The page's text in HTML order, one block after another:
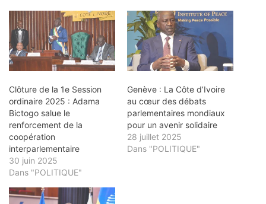
Clôture de la 1e Session
ordinaire 2025 : Adama
Bictogo salue le
renforcement de la
coopération
interparlementaire
30 juin 2025
Dans "POLITIQUE"
Genève : La Côte d’Ivoire
au cœur des débats
parlementaires mondiaux
pour un avenir solidaire
28 juillet 2025
Dans "POLITIQUE"